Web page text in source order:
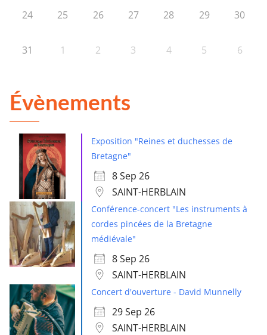
24 25 26 27 28 29 30
31 1 2 3 4 5 6
Évènements
Exposition "Reines et duchesses de
Bretagne"
8 Sep 26
SAINT-HERBLAIN
Conférence-concert "Les instruments à
cordes pincées de la Bretagne
médiévale"
8 Sep 26
SAINT-HERBLAIN
Concert d'ouverture - David Munnelly
29 Sep 26
SAINT-HERBLAIN